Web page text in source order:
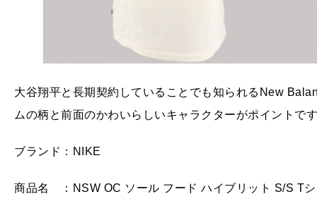
大谷翔平と長期契約していることでも知られるNew
ムの柄と前面のかわいらしいキャラクターがポイントで
ブランド：NIKE
商品名 ：NSW OC ソール フード ハイブリット S/S T